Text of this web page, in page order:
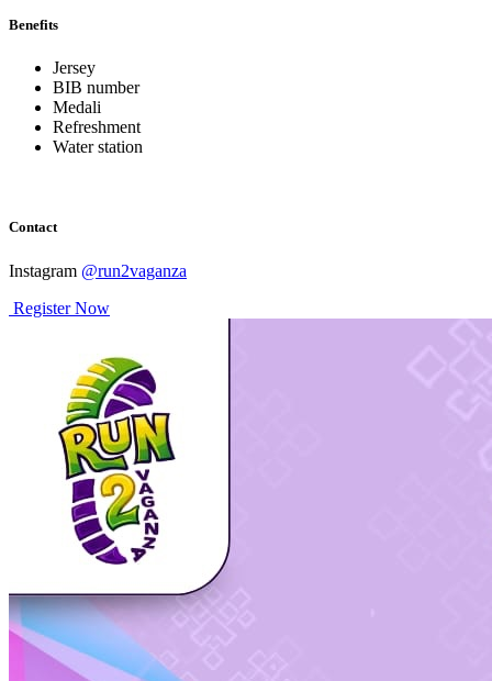
Benefits
Jersey
BIB number
Medali
Refreshment
Water station
Contact
Instagram @run2vaganza
Register Now